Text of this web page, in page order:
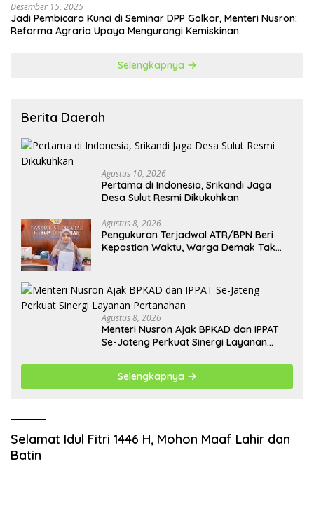
Desember 15, 2025
Jadi Pembicara Kunci di Seminar DPP Golkar, Menteri Nusron:
Reforma Agraria Upaya Mengurangi Kemiskinan
Selengkapnya
Berita Daerah
Agustus 10, 2026
Pertama di Indonesia, Srikandi Jaga
Desa Sulut Resmi Dikukuhkan
Agustus 8, 2026
Pengukuran Terjadwal ATR/BPN Beri
Kepastian Waktu, Warga Demak Tak
Agustus 8, 2026
Menteri Nusron Ajak BPKAD dan IPPAT
Se-Jateng Perkuat Sinergi Layanan
Selengkapnya
Selamat Idul Fitri 1446 H, Mohon Maaf Lahir dan
Batin